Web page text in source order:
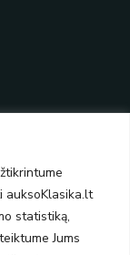
auksoKlasika.lt
statistiką,
Jums